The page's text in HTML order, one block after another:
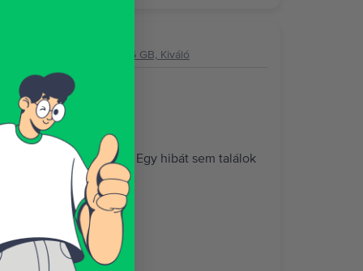
core GPU, Starlight, 256 GB, Kiváló
meg, és tökéletes. Egy hibát sem találok